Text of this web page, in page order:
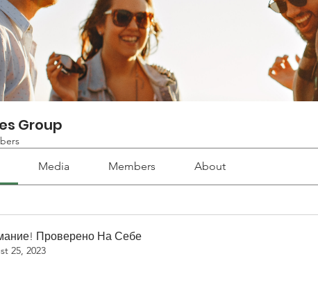
Group
Media Members About
Проверено На Себе
25, 2023